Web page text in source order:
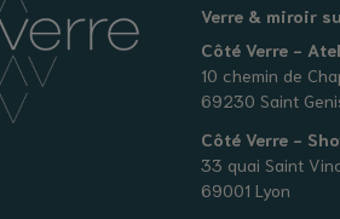
Verre & miroir
Côté Verre -
10 chemin de
69230 Saint
Côté Verre -
33 quai Saint
69001 Lyon